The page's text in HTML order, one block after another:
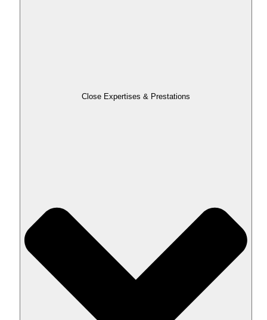
Close Expertises & Prestations